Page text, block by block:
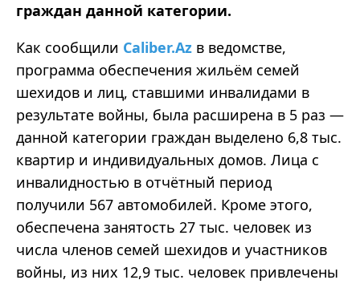
граждан данной категории.
Как сообщили Caliber.Az в ведомстве,
программа обеспечения жильём семей
шехидов и лиц, ставшими инвалидами в
результате войны, была расширена в 5 раз —
данной категории граждан выделено 6,8 тыс.
квартир и индивидуальных домов. Лица с
инвалидностью в отчётный период
получили 567 автомобилей. Кроме этого,
обеспечена занятость 27 тыс. человек из
числа членов семей шехидов и участников
войны, из них 12,9 тыс. человек привлечены